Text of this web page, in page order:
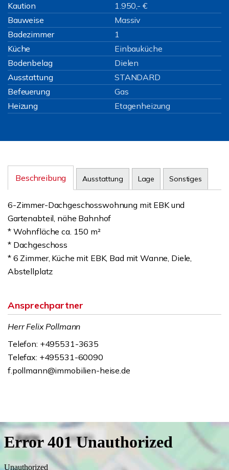
Kaution
1.950,- €
Bauweise
Massiv
Badezimmer
1
Küche
Einbauküche
Bodenbelag
Dielen
Ausstattung
STANDARD
Befeuerung
Gas
Heizung
Etagenheizung
Beschreibung Ausstattung Lage Sonstiges
6-Zimmer-Dachgeschosswohnung mit EBK und
Gartenabteil, nähe Bahnhof
* Wohnfläche ca. 150 m²
* Dachgeschoss
* 6 Zimmer, Küche mit EBK, Bad mit Wanne, Diele,
Abstellplatz
Ansprechpartner
Herr Felix Pollmann
Telefon: +495531-3635
Telefax: +495531-60090
f.pollmann@immobilien-heise.de